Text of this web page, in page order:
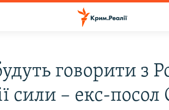
говорити з
сили – екс-